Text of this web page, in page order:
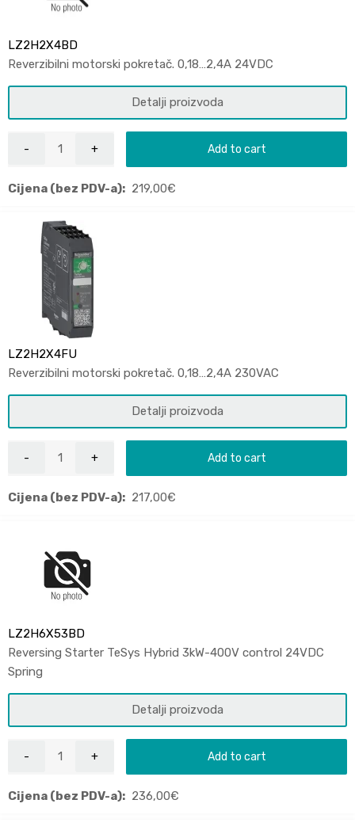
LZ2H2X4BD
Reverzibilni motorski pokretač. 0,18…2,4A 24VDC
Detalji proizvoda
Add to cart
Cijena (bez PDV-a): 219,00€
LZ2H2X4FU
Reverzibilni motorski pokretač. 0,18…2,4A 230VAC
Detalji proizvoda
Add to cart
Cijena (bez PDV-a): 217,00€
LZ2H6X53BD
Reversing Starter TeSys Hybrid 3kW-400V control 24VDC
Spring
Detalji proizvoda
Add to cart
Cijena (bez PDV-a): 236,00€